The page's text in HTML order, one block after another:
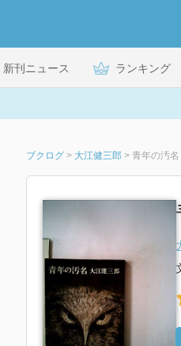
新刊ニュース ランキング
ブクログ > 大江健三郎 > 青年の汚